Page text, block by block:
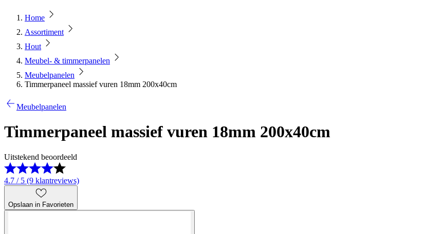
Home
Assortiment
Hout
Meubel- & timmerpanelen
Meubelpanelen
Timmerpaneel massief vuren 18mm 200x40cm
Meubelpanelen
Timmerpaneel massief vuren 18mm 200x40cm
Uitstekend beoordeeld
4.7 / 5 (9 klantreviews)
Opslaan in Favorieten